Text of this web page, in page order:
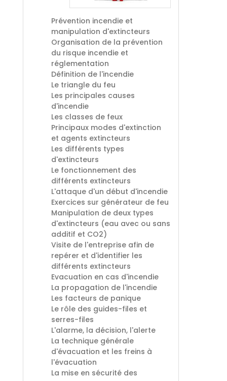
Prévention incendie et
manipulation d'extincteurs
Organisation de la prévention
du risque incendie et
réglementation
Définition de l'incendie
Le triangle du feu
Les principales causes
d'incendie
Les classes de feux
Principaux modes d'extinction
et agents extincteurs
Les différents types
d'extincteurs
Le fonctionnement des
différents extincteurs
L'attaque d'un début d'incendie
Exercices sur générateur de feu
Manipulation de deux types
d'extincteurs (eau avec ou sans
additif et CO2)
Visite de l'entreprise afin de
repérer et d'identifier les
différents extincteurs
Evacuation en cas d'incendie
La propagation de l'incendie
Les facteurs de panique
Le rôle des guides-files et
serres-files
L'alarme, la décision, l'alerte
La technique générale
d'évacuation et les freins à
l'évacuation
La mise en sécurité des